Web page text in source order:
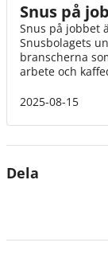
Snus på
Snus på jobbet
Snusbolagets
branscherna
arbete och
2025-08-15
Dela